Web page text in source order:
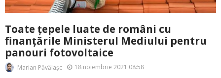
Toate țepele luate de români cu
finanțările Ministerul Mediului pentru
panouri fotovoltaice
Marian Păvălașc 18 noiembrie 2021 08:58